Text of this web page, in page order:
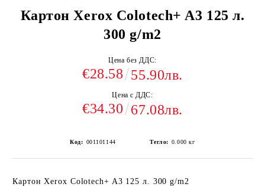
Картон Xerox Colotech+ A3 125 л.
300 g/m2
Цена без ДДС:
€28.58 55.90лв.
Цена с ДДС:
€34.30 67.08лв.
Код: 001101144 Тегло: 0.000 кг
Картон Xerox Colotech+ A3 125 л. 300 g/m2